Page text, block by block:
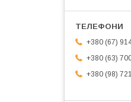
+380 (67)
+380 (63)
+380 (98)